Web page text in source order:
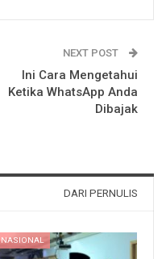
NEXT POST
Ini Cara Mengetahui
Ketika WhatsApp Anda
Dibajak
DARI PERNULIS
NASIONAL